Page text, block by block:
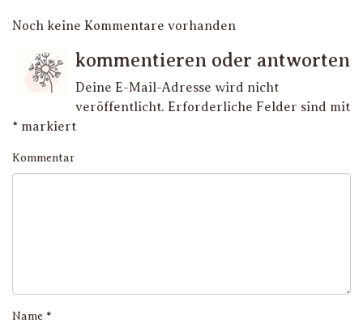
Noch keine Kommentare vorhanden
kommentieren oder antworten
Deine E-Mail-Adresse wird nicht
veröffentlicht. Erforderliche Felder sind mit
* markiert
Kommentar
Name *